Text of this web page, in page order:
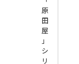
原
田
屋
」
シ
リ